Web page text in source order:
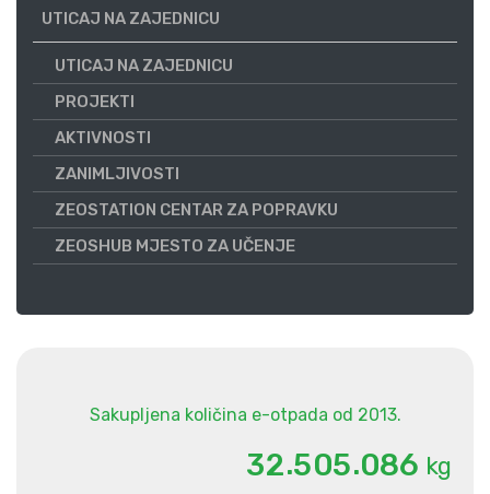
UTICAJ NA ZAJEDNICU
UTICAJ NA ZAJEDNICU
PROJEKTI
AKTIVNOSTI
ZANIMLJIVOSTI
ZEOSTATION CENTAR ZA POPRAVKU
ZEOSHUB MJESTO ZA UČENJE
Sakupljena količina e-otpada od 2013.
32.505.086 kg